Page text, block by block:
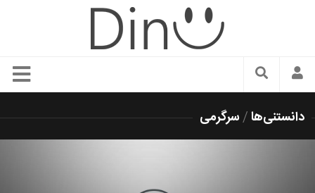
سبک زندگی
دانستنی‌ها/سرگرمی